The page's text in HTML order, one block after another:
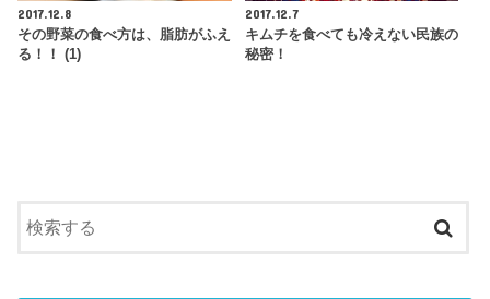
2017.12.8
その野菜の食べ方は、脂肪がふえ
る！！ (1)
2017.12.7
キムチを食べても冷えない民族の
秘密！